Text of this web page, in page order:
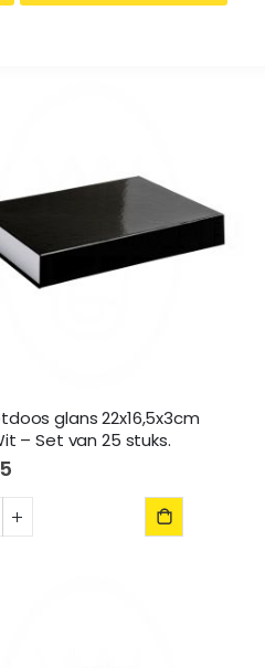
glans 22x16,5x3cm
– Set van 25 stuks.